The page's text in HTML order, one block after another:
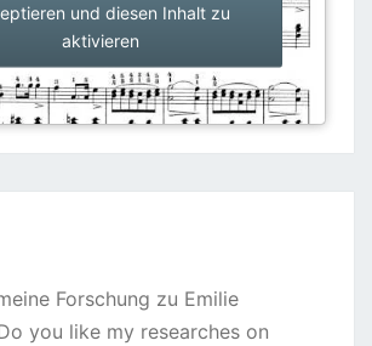
und diesen Inhalt zu
aktivieren
Forschung zu Emilie
you like my researches on